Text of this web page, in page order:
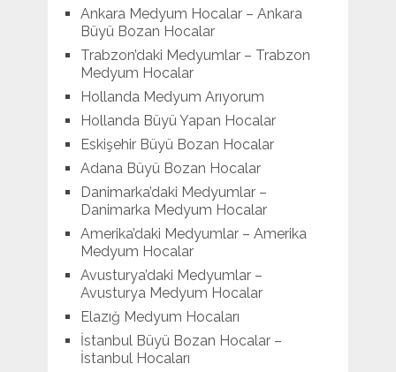
Ankara Medyum Hocalar – Ankara
Büyü Bozan Hocalar
Trabzon’daki Medyumlar – Trabzon
Medyum Hocalar
Hollanda Medyum Arıyorum
Hollanda Büyü Yapan Hocalar
Eskişehir Büyü Bozan Hocalar
Adana Büyü Bozan Hocalar
Danimarka’daki Medyumlar –
Danimarka Medyum Hocalar
Amerika’daki Medyumlar – Amerika
Medyum Hocalar
Avusturya’daki Medyumlar –
Avusturya Medyum Hocalar
Elazığ Medyum Hocaları
İstanbul Büyü Bozan Hocalar –
İstanbul Hocaları